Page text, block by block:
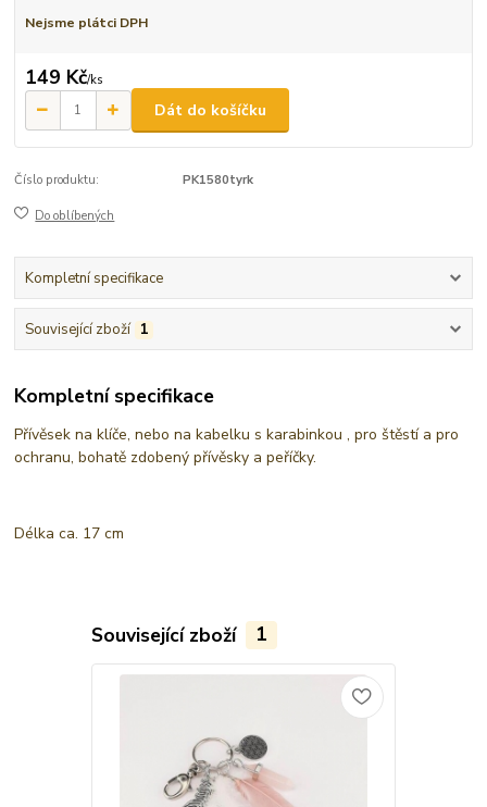
Nejsme plátci DPH
149 Kč/ks
Dát do košíčku
Číslo produktu: PK1580tyrk
Do oblíbených
Kompletní specifikace
Související zboží 1
Kompletní specifikace
Přívěsek na klíče, nebo na kabelku s karabinkou , pro štěstí a pro
ochranu, bohatě zdobený přívěsky a peříčky.
Délka ca. 17 cm
Související zboží 1